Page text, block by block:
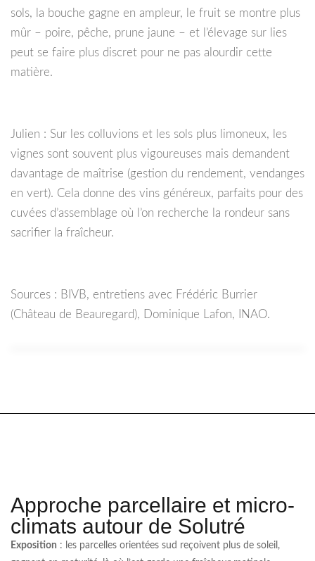
sols, la bouche gagne en ampleur, le fruit se montre plus
mûr – poire, pêche, prune jaune – et l’élevage sur lies
peut se faire plus discret pour ne pas alourdir cette
matière.
Julien : Sur les colluvions et les sols plus limoneux, les
vignes sont souvent plus vigoureuses mais demandent
davantage de maîtrise (gestion du rendement, vendanges
en vert). Cela donne des vins généreux, parfaits pour des
cuvées d’assemblage où l’on recherche la rondeur sans
sacrifier la fraîcheur.
Sources : BIVB, entretiens avec Frédéric Burrier
(Château de Beauregard), Dominique Lafon, INAO.
Approche parcellaire et micro-
climats autour de Solutré
Exposition : les parcelles orientées sud reçoivent plus de soleil,